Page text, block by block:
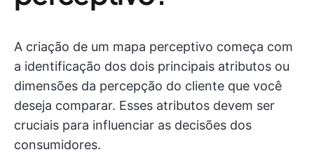
A criação de um mapa perceptivo começa com
a identificação dos dois principais atributos ou
dimensões da percepção do cliente que você
deseja comparar. Esses atributos devem ser
cruciais para influenciar as decisões dos
consumidores.